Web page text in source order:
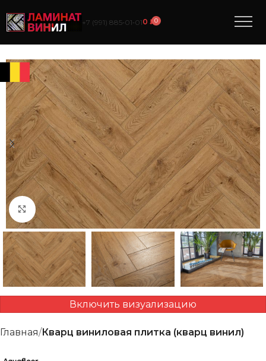
+7 (991) 885‑01‑010₽0
Нажмите, чтобы увеличить
Включить визуализацию
Главная Кварц виниловая плитка (кварц винил)